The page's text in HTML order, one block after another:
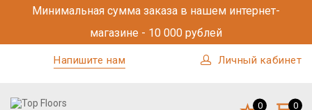
Минимальная сумма заказа в нашем интернет-
магазине - 10 000 рублей
Напишите нам Личный кабинет
0 0